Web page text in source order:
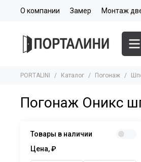
О компании Замер Монтаж
PORTALINI Каталог Погонаж
Погонаж Оникс
Товары в наличии
Цена, ₽